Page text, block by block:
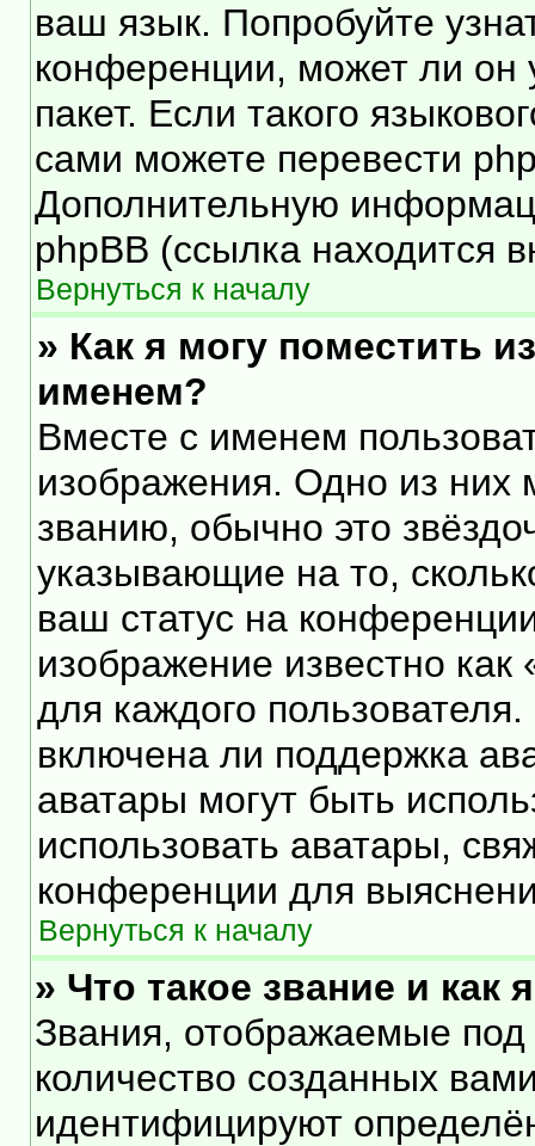
ваш язык. Попробуйте
конференции, может ли он
пакет. Если такого
сами можете перевести
Дополнительную
phpBB (ссылка находится
Вернуться к началу
» Как я могу поместить
именем?
Вместе с именем
изображения. Одно из них
званию, обычно это
указывающие на то,
ваш статус на
изображение известно
для каждого
включена ли поддержка
аватары могут быть
использовать аватары,
конференции для
Вернуться к началу
» Что такое звание и как
Звания, отображаемые
количество созданных
идентифицируют